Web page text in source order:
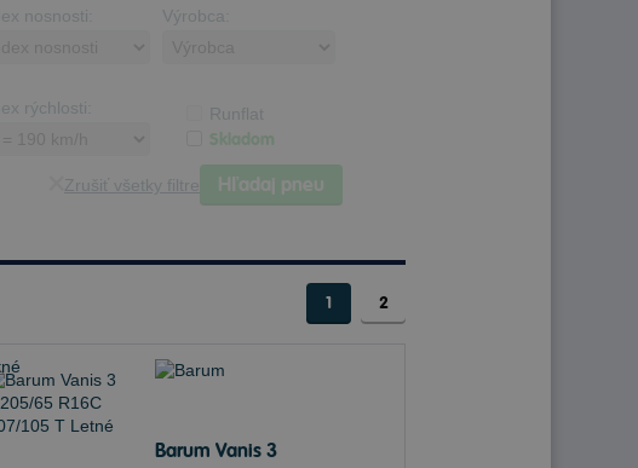
nosnosti: Výrobca:
rýchlosti: Runflat
Skladom
Zrušiť všetky filtre Hľadaj pneu
1 2
Barum Vanis 3